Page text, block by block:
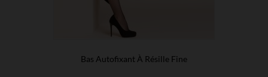
Bas Autofixant À Résille Fine